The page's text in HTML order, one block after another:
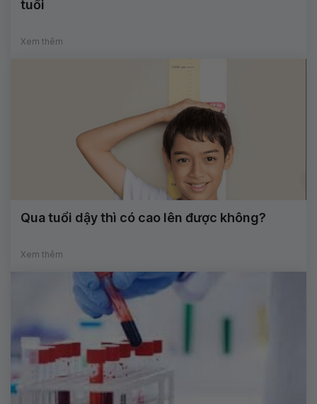
tuổi
Xem thêm
Qua tuổi dậy thì có cao lên được không?
Xem thêm